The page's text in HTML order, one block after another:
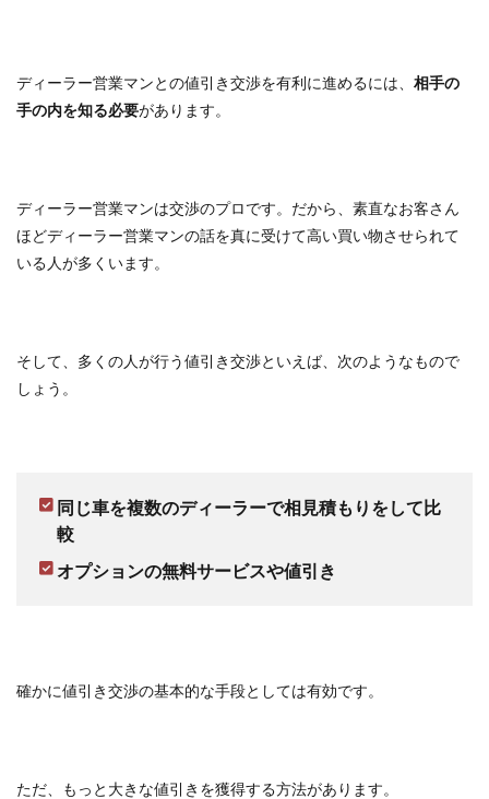
ディーラー営業マンとの値引き交渉を有利に進めるには、 相手の
手の内を知る必要があります。
ディーラー営業マンは交渉のプロです。だから、素直なお客さん
ほどディーラー営業マンの話を真に受けて高い買い物させられて
いる人が多くいます。
そして、多くの人が行う値引き交渉といえば、次のようなもので
しょう。
同じ車を複数のディーラーで相見積もりをして比
較
オプションの無料サービスや値引き
確かに値引き交渉の基本的な手段としては有効です。
ただ、もっと大きな値引きを獲得する方法があります。